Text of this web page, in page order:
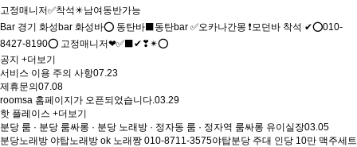
고정매니저✅착석✴️남여동반가능
Bar 경기 화성bar 화성바⭕ 동탄바⬛동탄bar ✅오카나간몽 ❗모던바 착석 ✔⭕010-
8427-8190⭕ 고정매니저❤✅⬛✔❣✴⭕
공지 +더보기
서비스 이용 주의 사항07.23
제휴문의 07.08
roomsa 홈페이지가 오픈되었습니다.03.29
핫 플레이스 +더보기
분당 룸 · 분당 룸싸롱 · 분당 노래방 · 정자동 룸 · 정자역 룸싸롱 유이실장03.05
분당노래방 야탑노래방 ok 노래짱 010-8711-3575야탑분당 주대 인당 10만 맥주세트